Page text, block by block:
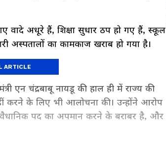
वादे अधूरे हैं, शिक्षा सुधार ठप हो गए हैं, स्कूल
अस्पतालों का कामकाज खराब हो गया है।
एन चंद्रबाबू नायडू की हाल ही में राज्य की
नहीं करने के लिए भी आलोचना की। उन्होंने आरोप
संवैधानिक पद का अपमान करने के बराबर है, और
ARTICLE